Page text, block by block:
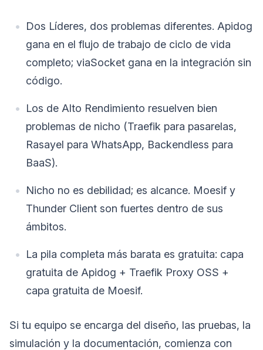
Dos Líderes, dos problemas diferentes. Apidog
gana en el flujo de trabajo de ciclo de vida
completo; viaSocket gana en la integración sin
código.
Los de Alto Rendimiento resuelven bien
problemas de nicho (Traefik para pasarelas,
Rasayel para WhatsApp, Backendless para
BaaS).
Nicho no es debilidad; es alcance. Moesif y
Thunder Client son fuertes dentro de sus
ámbitos.
La pila completa más barata es gratuita: capa
gratuita de Apidog + Traefik Proxy OSS +
capa gratuita de Moesif.
Si tu equipo se encarga del diseño, las pruebas, la
simulación y la documentación, comienza con